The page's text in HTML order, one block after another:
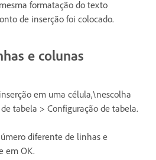
formatação do texto
de inserção foi colocado.
e colunas
em uma célula,\nescolha
tabela > Configuração de tabela.
diferente de linhas e
em OK.